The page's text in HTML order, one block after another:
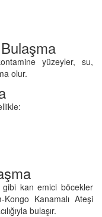
yüzeyler, su,
olur.
kan emici böcekler
Kongo Kanamalı Ateşi
bulaşır.